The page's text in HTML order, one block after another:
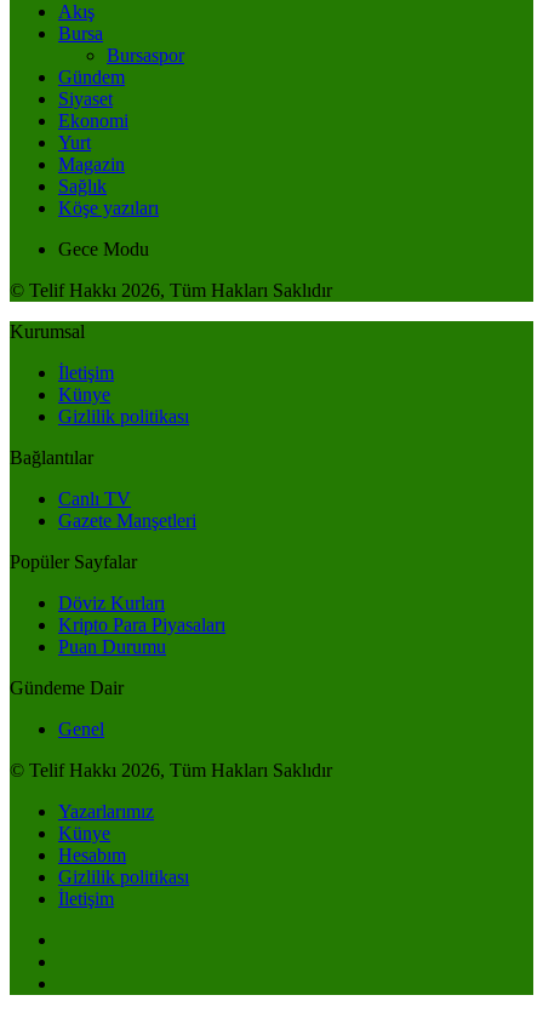
Akış
Bursa
Bursaspor
Gündem
Siyaset
Ekonomi
Yurt
Magazin
Sağlık
Köşe yazıları
Gece Modu
© Telif Hakkı 2026, Tüm Hakları Saklıdır
Kurumsal
İletişim
Künye
Gizlilik politikası
Bağlantılar
Canlı TV
Gazete Manşetleri
Popüler Sayfalar
Döviz Kurları
Kripto Para Piyasaları
Puan Durumu
Gündeme Dair
Genel
© Telif Hakkı 2026, Tüm Hakları Saklıdır
Yazarlarımız
Künye
Hesabım
Gizlilik politikası
İletişim